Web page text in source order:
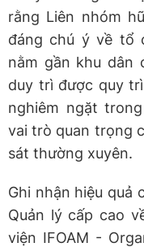
rằng Liên nhóm
đáng chú ý về tổ
nằm gần khu dân
duy trì được quy
nghiêm ngặt
vai trò quan trọng
sát thường xuyên.
Ghi nhận hiệu quả
Quản lý cấp cao
viện IFOAM -